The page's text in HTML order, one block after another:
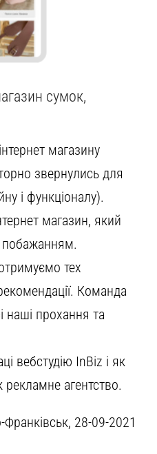
сумок,
магазину
звернулись для
і функціоналу).
магазин, який
побажанням.
тех
Команда
наші прохання та
вебстудію InBiz і як
рекламне агентство.
Франківськ, 28-09-2021